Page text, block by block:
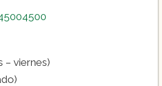
– viernes)